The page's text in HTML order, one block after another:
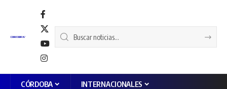
CÓRDOBA INTERNACIONALES